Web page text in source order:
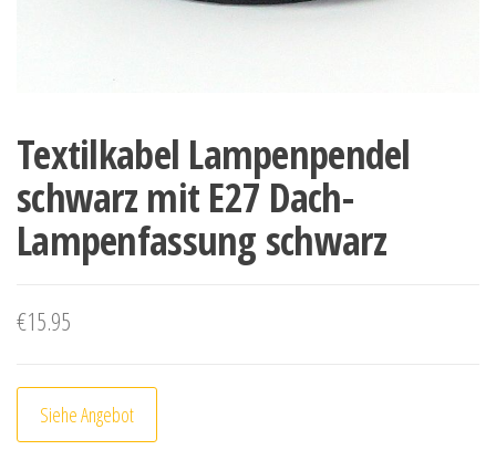
Textilkabel Lampenpendel
schwarz mit E27 Dach-
Lampenfassung schwarz
€15.95
Siehe Angebot